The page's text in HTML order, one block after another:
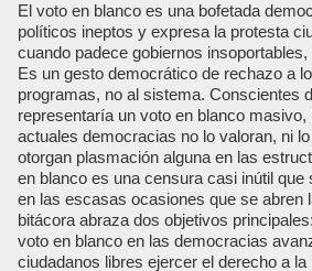
El voto en blanco es una bofetada
políticos ineptos y expresa la protesta
cuando padece gobiernos
Es un gesto democrático de rechazo a
programas, no al sistema. Conscientes
representaría un voto en blanco
actuales democracias no lo valoran, ni
otorgan plasmación alguna en las
en blanco es una censura casi inútil que
en las escasas ocasiones que se abren
bitácora abraza dos objetivos
voto en blanco en las democracias
ciudadanos libres ejercer el derecho a